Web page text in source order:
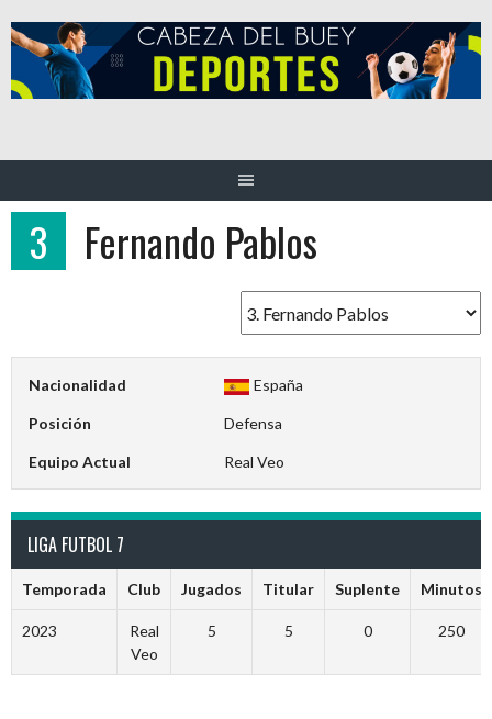
al
contenido
3 Fernando Pablos
Nacionalidad España
Posición Defensa
Equipo Actual Real Veo
LIGA FUTBOL 7
Temporada Club Jugados Titular Suplente Minutos
2023
Real
Veo
5 5 0 250